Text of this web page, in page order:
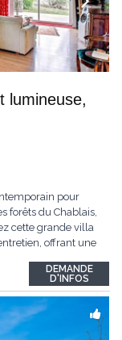
lumineuse,
pour
forêts du Chablais,
cette grande villa
offrant une
petitDEMANDE
D'INFOS